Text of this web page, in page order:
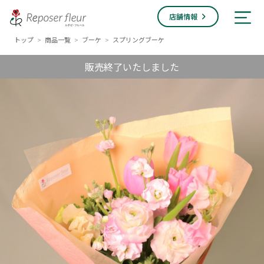
店舗情報
トップ > 商品一覧 > ブーケ > スプリングブーケ
販売終了いたしました